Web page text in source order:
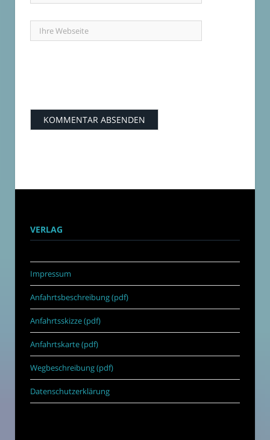
VERLAG
Impressum
Anfahrtsbeschreibung (pdf)
Anfahrtsskizze (pdf)
Anfahrtskarte (pdf)
Wegbeschreibung (pdf)
Datenschutzerklärung